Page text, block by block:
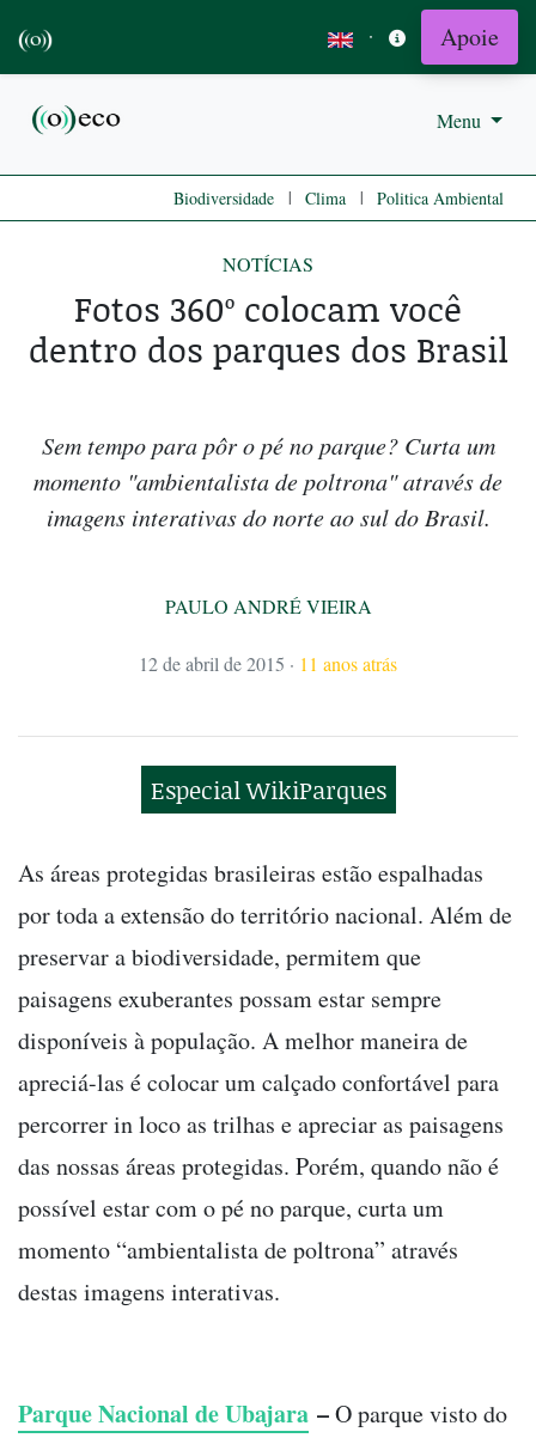
· Apoie
Menu
Biodiversidade | Clima | Politica Ambiental
NOTÍCIAS
Fotos 360º colocam você
dentro dos parques dos Brasil
Sem tempo para pôr o pé no parque? Curta um
momento "ambientalista de poltrona" através de
imagens interativas do norte ao sul do Brasil.
PAULO ANDRÉ VIEIRA
12 de abril de 2015 · 11 anos atrás
Especial WikiParques
As áreas protegidas brasileiras estão espalhadas
por toda a extensão do território nacional. Além de
preservar a biodiversidade, permitem que
paisagens exuberantes possam estar sempre
disponíveis à população. A melhor maneira de
apreciá-las é colocar um calçado confortável para
percorrer in loco as trilhas e apreciar as paisagens
das nossas áreas protegidas. Porém, quando não é
possível estar com o pé no parque, curta um
momento “ambientalista de poltrona” através
destas imagens interativas.
Parque Nacional de Ubajara –O parque visto do